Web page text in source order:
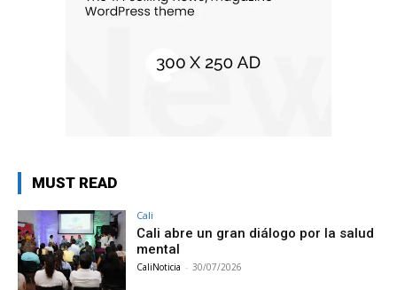
MUST READ
Cali
Cali abre un gran diálogo por la salud
mental
CaliNoticia - 30/07/2026